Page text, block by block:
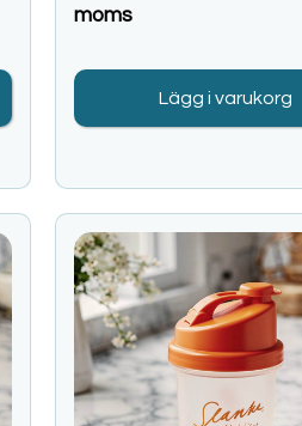
moms
Lägg i varukorg